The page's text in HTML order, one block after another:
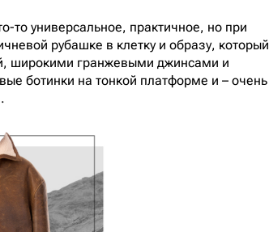
то универсальное, практичное, но при
рубашке в клетку и образу, который
широкими гранжевыми джинсами и
ботинки на тонкой платформе и – очень